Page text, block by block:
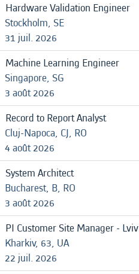
Hardware Validation Engineer
Stockholm, SE
31 juil. 2026
Machine Learning Engineer
Singapore, SG
3 août 2026
Record to Report Analyst
Cluj-Napoca, CJ, RO
4 août 2026
System Architect
Bucharest, B, RO
3 août 2026
PI Customer Site Manager - Lviv
Kharkiv, 63, UA
22 juil. 2026